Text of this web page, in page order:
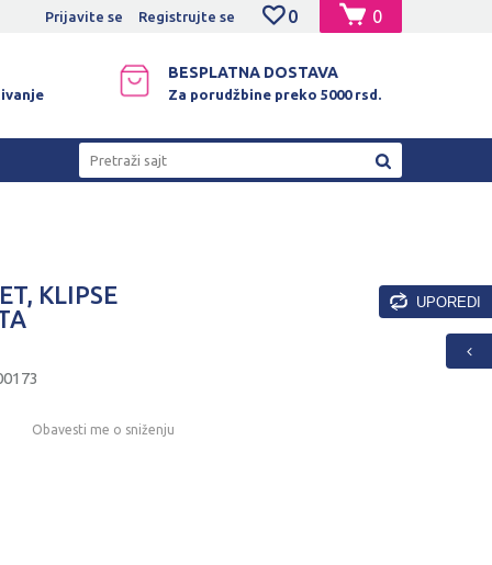
PLAĆANJE PLATNIM KARTICAMA! 0
0
Prijavite se Registrujte se
BESPLATNA DOSTAVA
Za porudžbine preko 5000 rsd.
Pretraži sajt
KLIPSE
Obavesti me o sniženju
UPOREDI